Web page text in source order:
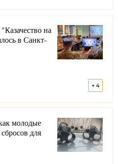
делам казачества
на
в Санкт-
+ 4
казачье общество
молодежь
молодые
для